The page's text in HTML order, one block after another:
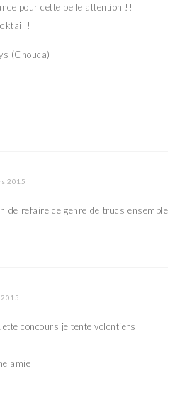
pour cette belle attention !!
!
(Chouca)
2015
de refaire ce genre de trucs ensemble
concours je tente volontiers
amie